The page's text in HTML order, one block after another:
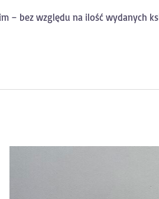
– bez względu na ilość wydanych